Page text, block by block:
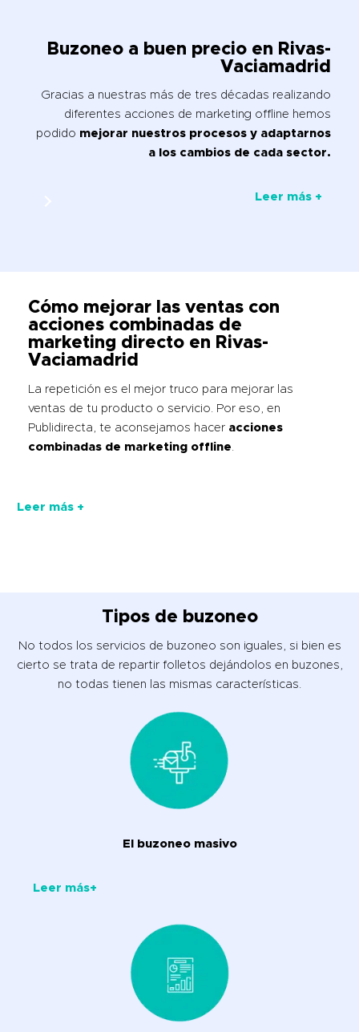
Buzoneo a buen precio en Rivas-
Vaciamadrid
Gracias a nuestras más de tres décadas realizando
diferentes acciones de marketing offline hemos
podido mejorar nuestros procesos y adaptarnos
a los cambios de cada sector.
Leer más +
Cómo mejorar las ventas con
acciones combinadas de
marketing directo en Rivas-
Vaciamadrid
La repetición es el mejor truco para mejorar las
ventas de tu producto o servicio. Por eso, en
Publidirecta, te aconsejamos hacer acciones
combinadas de marketing offline
Leer más +
Tipos de buzoneo
No todos los servicios de buzoneo son iguales, si bien es
cierto se trata de repartir folletos dejándolos en buzones,
no todas tienen las mismas características.
El buzoneo masivo
Leer más+